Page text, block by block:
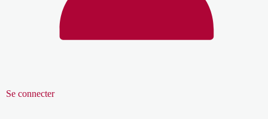
Se connecter